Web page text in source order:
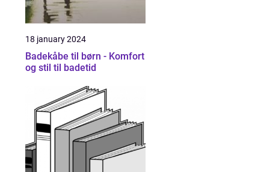
18 january 2024
Badekåbe til børn - Komfort
og stil til badetid